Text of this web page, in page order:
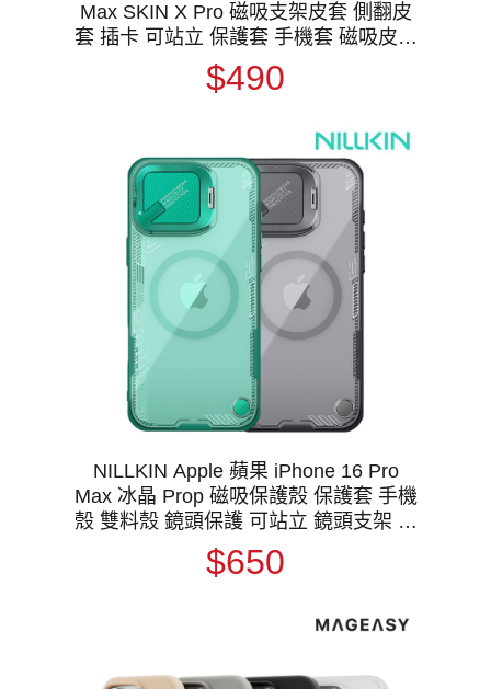
Max SKIN X Pro 磁吸支架皮套 側翻皮
套 插卡 可站立 保護套 手機套 磁吸皮套
支援 MagSafe
$490
NILLKIN Apple 蘋果 iPhone 16 Pro
Max 冰晶 Prop 磁吸保護殼 保護套 手機
殼 雙料殼 鏡頭保護 可站立 鏡頭支架 鏡
頭防塵蓋 鏡頭蓋 MagSafe
$650